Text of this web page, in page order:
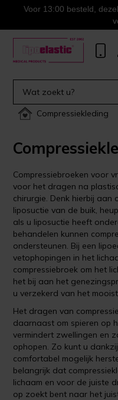
Voor 13:00 besteld,
Compressiekleding
Compressiebroeken voor
voor het dragen na
chirurgie. Denk hierbij aan
liposuctie van de buik,
als u liposuctie heeft
behandelen kunnen
ondersteunen. Bij een
vetophopingen in het
compressiebroek om het
het bij aan het
u verzekerd van het
Het dragen van
daarnaast om spieren op
vermindert zwellingen en
ophopen. Zo kunt u
comfortabel mogelijk
belangrijk dat
lichaam en voor de juiste
op zoekt bent naar het